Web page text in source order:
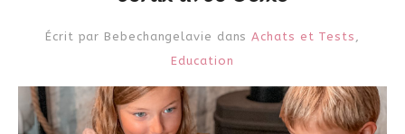
Écrit par Bebechangelavie dansAchats et Tests ,
Education